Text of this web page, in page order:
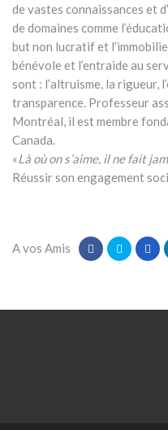
de vastes connaissances et
de domaines comme
but non lucratif et
bénévole et l’entraide au
sont : l’altruisme, la rigueur,
transparence. Professeur
Montréal, il est membre
Canada.
«Là où on s’aime, il ne fait
Réussir son engagement
A vos Amis